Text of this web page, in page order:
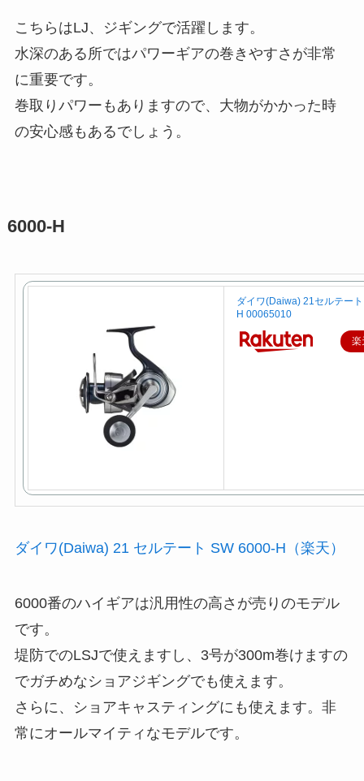
こちらはLJ、ジギングで活躍します。
水深のある所ではパワーギアの巻きやすさが非常
に重要です。
巻取りパワーもありますので、大物がかかった時
の安心感もあるでしょう。
6000-H
ダイワ(Daiwa) 21セルテー
H 00065010
楽
ダイワ(Daiwa) 21 セルテート SW 6000-H（楽天）
6000番のハイギアは汎用性の高さが売りのモデル
です。
堤防でのLSJで使えますし、3号が300m巻けますの
でガチめなショアジギングでも使えます。
さらに、ショアキャスティングにも使えます。非
常にオールマイティなモデルです。